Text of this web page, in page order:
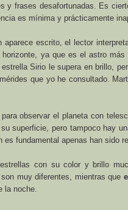
y frases desafortunadas. Es
es mínima y prácticamente
aparece escrito, el lector
ya que es el astro más
Sirio le supera en brillo,
que yo he consultado.
observar el planeta con
superficie, pero tampoco hay
fundamental apenas han sido
con su color y brillo
muy diferentes, mientras que
la noche.